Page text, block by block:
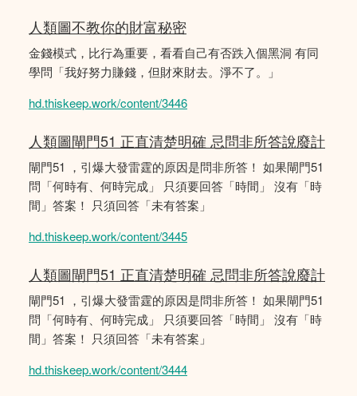
人類圖不教你的財富秘密
金錢模式，比行為重要，看看自己有否跌入個黑洞 有同
學問「我好努力賺錢，但財來財去。淨不了。」
hd.thiskeep.work/content/3446
人類圖閘門51 正直清楚明確 忌問非所答說廢計
閘門51 ，引爆大發雷霆的原因是問非所答！ 如果閘門51
問「何時有、何時完成」 只須要回答「時間」 沒有「時
間」答案！ 只須回答「未有答案」
hd.thiskeep.work/content/3445
人類圖閘門51 正直清楚明確 忌問非所答說廢計
閘門51 ，引爆大發雷霆的原因是問非所答！ 如果閘門51
問「何時有、何時完成」 只須要回答「時間」 沒有「時
間」答案！ 只須回答「未有答案」
hd.thiskeep.work/content/3444